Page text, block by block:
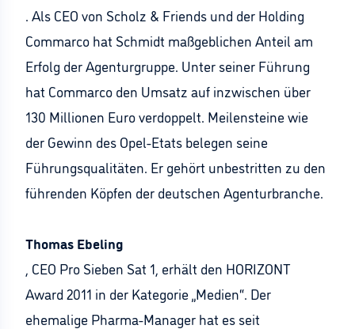
. Als CEO von Scholz & Friends und der Holding
Commarco hat Schmidt maßgeblichen Anteil am
Erfolg der Agenturgruppe. Unter seiner Führung
hat Commarco den Umsatz auf inzwischen über
130 Millionen Euro verdoppelt. Meilensteine wie
der Gewinn des Opel-Etats belegen seine
Führungsqualitäten. Er gehört unbestritten zu den
führenden Köpfen der deutschen Agenturbranche.
Thomas Ebeling
, CEO Pro Sieben Sat 1, erhält den HORIZONT
Award 2011 in der Kategorie „Medien“. Der
ehemalige Pharma-Manager hat es seit